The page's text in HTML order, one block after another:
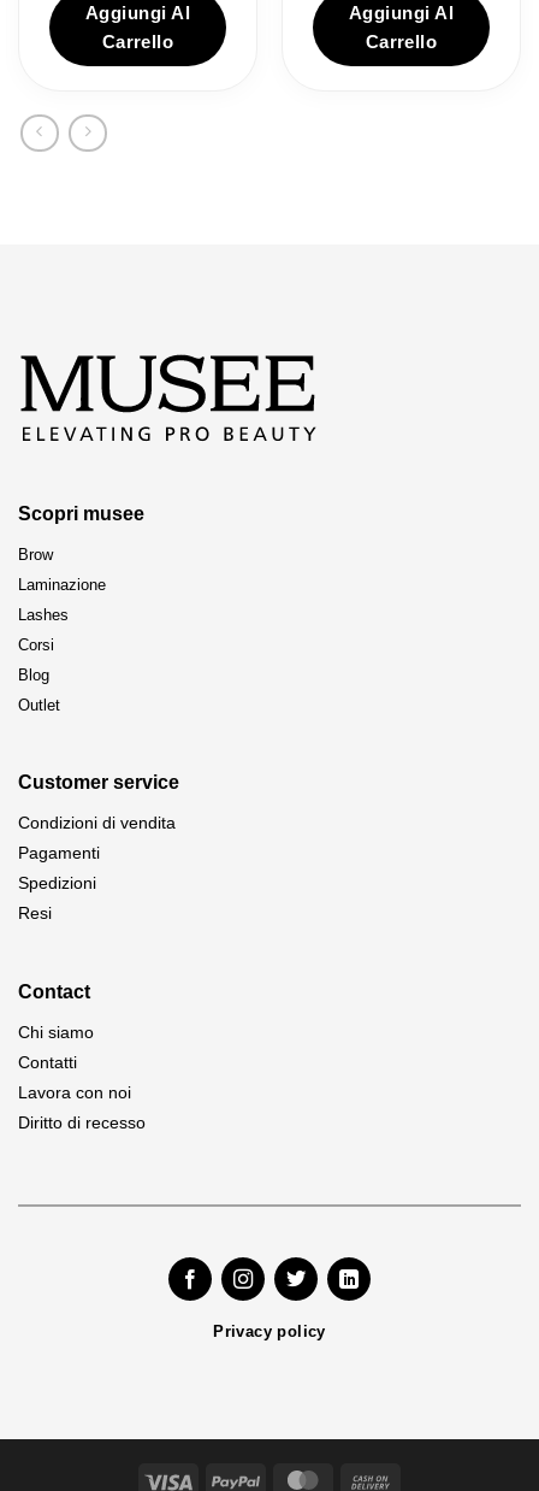
Aggiungi Al
Carrello
Aggiungi Al
Carrello
Scopri musee
Brow
Laminazione
Lashes
Corsi
Blog
Outlet
Customer service
Condizioni di vendita
Pagamenti
Spedizioni
Resi
Contact
Chi siamo
Contatti
Lavora con noi
Diritto di recesso
Privacy policy
Visa PayPal MasterCard